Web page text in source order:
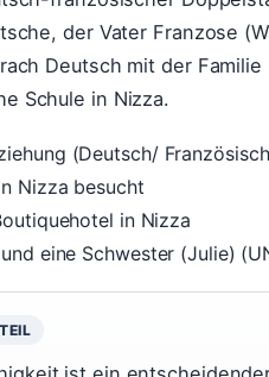
der Vater Franzose
Deutsch mit der Familie
Schule in Nizza.
(Deutsch/
Nizza besucht
in Nizza
eine Schwester (Julie)